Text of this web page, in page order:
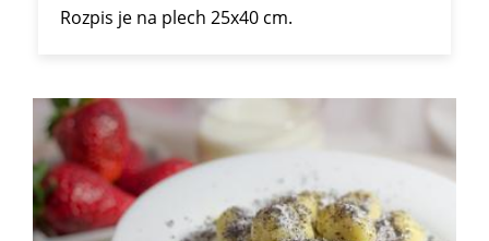
Rozpis je na plech 25x40 cm.